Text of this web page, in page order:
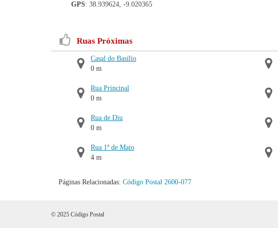
GPS: 38.939624, -9.020365
Ruas Próximas
Casal do Basílio
0 m
Rua Principal
0 m
Rua de Diu
0 m
Rua 1º de Maio
4 m
Páginas Relacionadas: Código Postal 2600-077
© 2025 Código Postal